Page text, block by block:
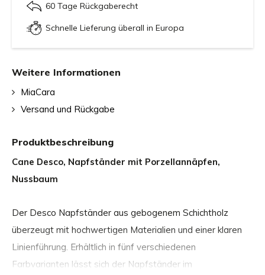
60 Tage Rückgaberecht
Schnelle Lieferung überall in Europa
Produktbeschreibung
Cane Desco, Napfständer mit Porzellannäpfen,
Nussbaum
Der Desco Napfständer aus gebogenem Schichtholz
überzeugt mit hochwertigen Materialien und einer klaren
Linienführung. Erhältlich in fünf verschiedenen
Farbvarianten lässt sich der Napfständer im
Weitere Informationen
MiaCara
Versand und Rückgabe